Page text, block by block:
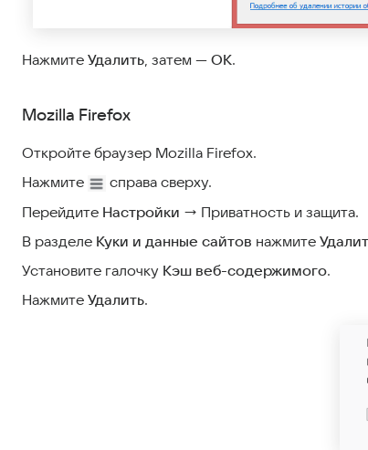
Нажмите Удалить, затем — ОК.
Mozilla Firefox
Откройте браузер Mozilla Firefox.
Нажмите
справа сверху.
Перейдите Настройки → Приватность и защита.
В разделе Куки и данные сайтов нажмите
Установите галочку Кэш веб-содержимого.
Нажмите Удалить.